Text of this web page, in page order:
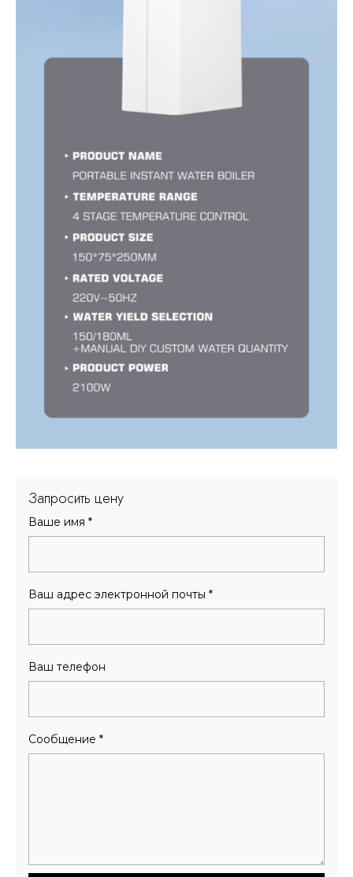
Запросить цену
Ваше имя *
Ваш адрес электронной почты *
Ваш телефон
Сообщение *